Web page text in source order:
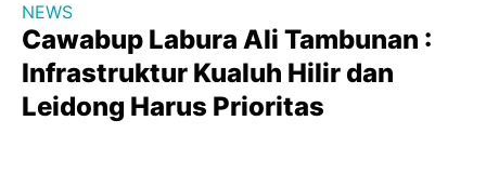
NEWS
Cawabup Labura Ali Tambunan :
Infrastruktur Kualuh Hilir dan
Leidong Harus Prioritas